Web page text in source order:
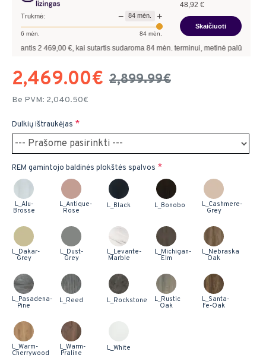
2,469.00€ 2,899.99€
Be PVM: 2,040.50€
Dulkių ištraukėjas
REM gamintojo baldinės plokštės spalvos
L_Alu-
Brosse
L_Antique-
Rose
L_Black L_Bonobo L_Cashmere-
Grey
L_Dakar-
Grey
L_Dust-
Grey
L_Levante-
Marble
L_Michigan-
Elm
L_Nebraska
Oak
L_Pasadena-
Pine
L_Reed L_Rockstone L_Rustic
Oak
L_Santa-
Fe-Oak
L_Warm-
Cherrywood
L_Warm-
Praline
L_White
Trukmė: − 84 mėn. +
6 mėn. 84mėn.
48,92 €
Skaičiuoti
€, kai sutartis sudaroma84mėn. terminui, metinė palūkanų norma –8,90